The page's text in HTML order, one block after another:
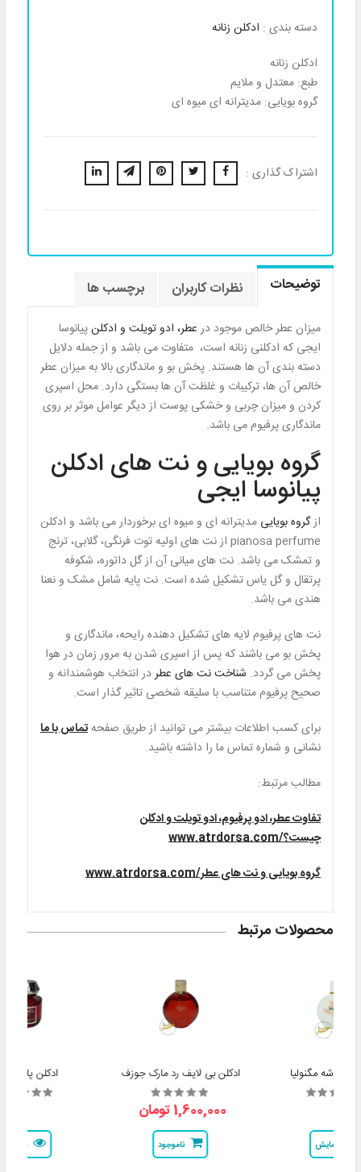
دسته بندی : ادکلن زنانه
ادکلن زنانه
طبع: معتدل و ملایم
گروه بویایی: مدیترانه ای میوه ای
اشتراک گذاری :
توضیحات نظرات کاربران برچسب ها
میزان عطر خالص موجود درعطر، ادو تویلت و ادکلنپیانوسا
ایجی که ادکلنی زنانه است، متفاوت می باشد و از جمله دلایل
دسته بندی آن ها هستند. پخش بو و ماندگاری بالا به میزان عطر
خالص آن ها، ترکیبات و غلظت آن ها بستگی دارد. محل اسپری
کردن و میزان چربی و خشکی پوست از دیگر عوامل موثر بر روی
ماندگاری پرفیوم می باشد.
گروه بویایی و نت های ادکلن
پیانوسا ایجی
ازگروه بویایی مدیترانه ای و میوه ای برخوردار می باشد و ادکلن
pianosa perfume از نت های اولیه توت فرنگی، گلابی، ترنج
و تمشک می باشد. نت های میانی آن از گل داتوره، شکوفه
پرتقال و گل یاس تشکیل شده است. نت پایه شامل مشک و نعنا
هندی می باشد.
نت های پرفیوم لایه های تشکیل دهنده رایحه، ماندگاری و
پخش بو می باشند که پس از اسپری شدن به مرور زمان در هوا
پخش می گردد. شناخت نت های عطردر انتخاب هوشمندانه و
صحیح پرفیوم متناسب با سلیقه شخصی تاثیر گذار است.
برای کسب اطلاعات بیشتر می توانید از طریق صفحهتماس با ما
نشانی و شماره تماس ما را داشته باشید.
مطالب مرتبط:
تفاوت عطر، ادو پرفیوم، ادو تویلت و ادکلن
چیست؟/www.atrdorsa.com
گروه بویایی و نت های عطر/www.atrdorsa.com
محصولات مرتبط
ایو روشه مگنولیا
نمایش
ادکلن بی لایف رد مارک جوزف
1,600,000 تومان
ناموجود
ادکلن